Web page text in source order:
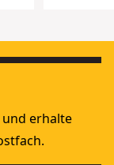
erhalte